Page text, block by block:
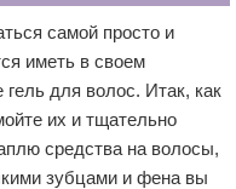
самой просто и
иметь в своем
для волос. Итак, как
их и тщательно
средства на волосы,
зубцами и фена вы